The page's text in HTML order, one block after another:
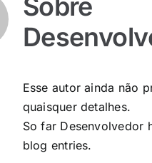
Sobre
Esse autor ainda não
quaisquer detalhes.
So far Desenvolvedor
blog entries.